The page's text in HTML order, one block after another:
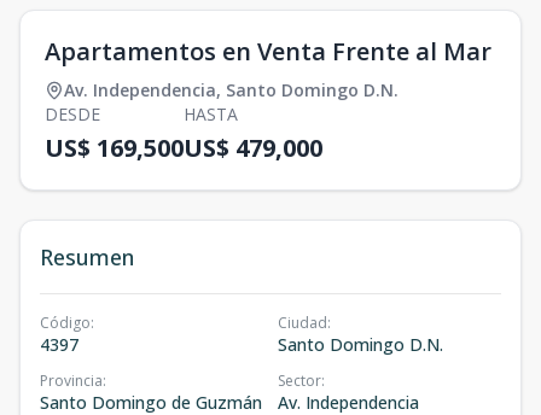
Apartamentos en Venta Frente al Mar
Av. Independencia, Santo Domingo D.N.
DESDE
US$ 169,500
HASTA
US$ 479,000
Resumen
Código:
4397
Ciudad:
Santo Domingo D.N.
Provincia:
Santo Domingo de Guzmán
Sector:
Av. Independencia